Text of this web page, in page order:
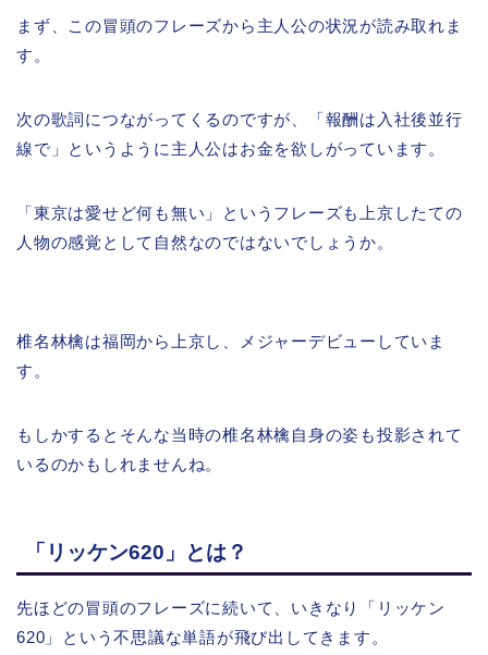
まず、この冒頭のフレーズから主人公の状況が読み取れま
す。
次の歌詞につながってくるのですが、「報酬は入社後並行
線で」というように主人公はお金を欲しがっています。
「東京は愛せど何も無い」というフレーズも上京したての
人物の感覚として自然なのではないでしょうか。
椎名林檎は福岡から上京し、メジャーデビューしていま
す。
もしかするとそんな当時の椎名林檎自身の姿も投影されて
いるのかもしれませんね。
「リッケン620」とは？
先ほどの冒頭のフレーズに続いて、いきなり「リッケン
620」という不思議な単語が飛び出してきます。